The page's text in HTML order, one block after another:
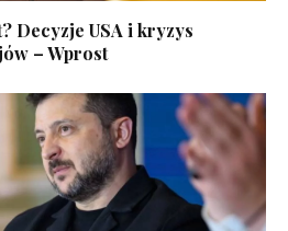
Decyzje USA i kryzys
– Wprost